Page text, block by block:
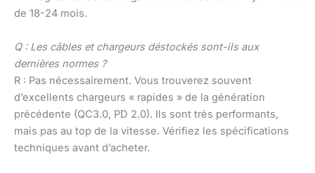
de 18-24 mois.
Q : Les câbles et chargeurs déstockés sont-ils aux
dernières normes ?
R : Pas nécessairement. Vous trouverez souvent
d’excellents chargeurs « rapides » de la génération
précédente (QC3.0, PD 2.0). Ils sont très performants,
mais pas au top de la vitesse. Vérifiez les spécifications
techniques avant d’acheter.